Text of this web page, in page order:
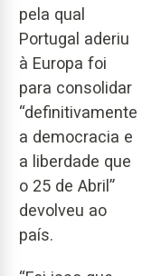
pela qual
Portugal aderiu
à Europa foi
para consolidar
“definitivamente
a democracia e
a liberdade que
o 25 de Abril”
devolveu ao
país.